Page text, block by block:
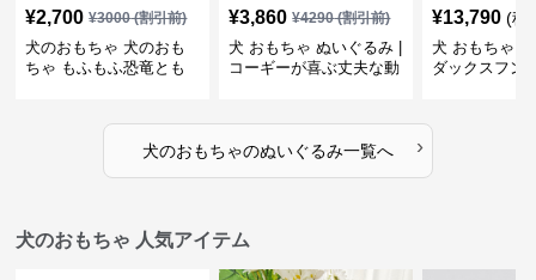
¥2,700 ¥3000(割引前)
犬のおもちゃ 犬のおも
ちゃ もふもふ恐竜とも
¥3,860 ¥4290(割引前)
犬 おもちゃ ぬいぐるみ |
コーギーが喜ぶ丈夫な動
¥13,790 (税
犬 おもちゃ
ダックスフン
犬のおもちゃのぬいぐるみ一覧へ ›
犬のおもちゃ 人気アイテム